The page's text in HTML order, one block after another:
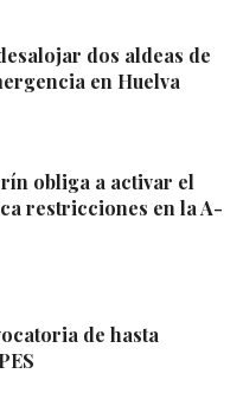
dos aldeas de
en Huelva
obliga a activar el
restricciones en la A-
de hasta